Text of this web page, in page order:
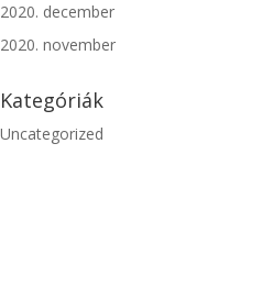
2020. december
2020. november
Kategóriák
Uncategorized